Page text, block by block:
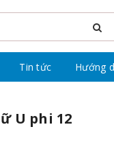
Tin tức Hướng
U phi 12